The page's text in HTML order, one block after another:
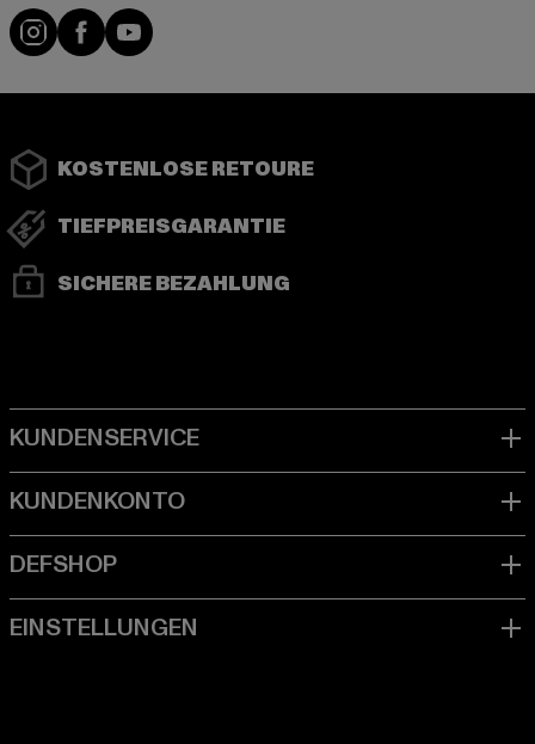
Instagram
FacebookYouTube
KOSTENLOSE RETOURE
TIEFPREISGARANTIE
SICHERE BEZAHLUNG